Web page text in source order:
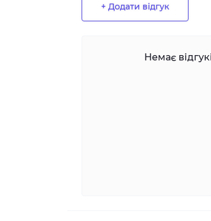
+ Додати відгук
Немає